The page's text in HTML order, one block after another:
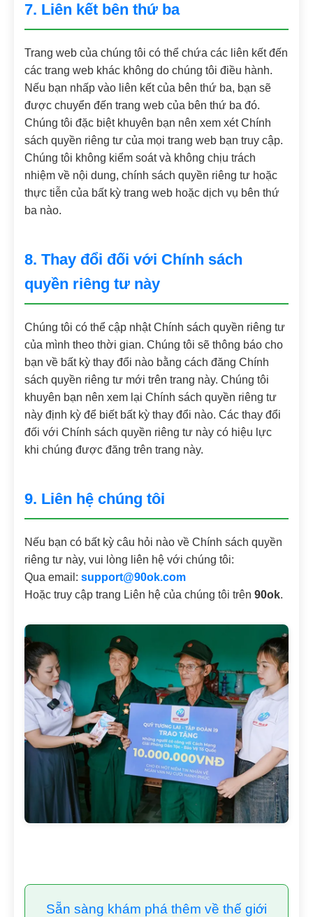
7. Liên kết bên thứ ba
Trang web của chúng tôi có thể chứa các liên kết đến
các trang web khác không do chúng tôi điều hành.
Nếu bạn nhấp vào liên kết của bên thứ ba, bạn sẽ
được chuyển đến trang web của bên thứ ba đó.
Chúng tôi đặc biệt khuyên bạn nên xem xét Chính
sách quyền riêng tư của mọi trang web bạn truy cập.
Chúng tôi không kiểm soát và không chịu trách
nhiệm về nội dung, chính sách quyền riêng tư hoặc
thực tiễn của bất kỳ trang web hoặc dịch vụ bên thứ
ba nào.
8. Thay đổi đối với Chính sách
quyền riêng tư này
Chúng tôi có thể cập nhật Chính sách quyền riêng tư
của mình theo thời gian. Chúng tôi sẽ thông báo cho
bạn về bất kỳ thay đổi nào bằng cách đăng Chính
sách quyền riêng tư mới trên trang này. Chúng tôi
khuyên bạn nên xem lại Chính sách quyền riêng tư
này định kỳ để biết bất kỳ thay đổi nào. Các thay đổi
đối với Chính sách quyền riêng tư này có hiệu lực
khi chúng được đăng trên trang này.
9. Liên hệ chúng tôi
Nếu bạn có bất kỳ câu hỏi nào về Chính sách quyền
riêng tư này, vui lòng liên hệ với chúng tôi:
Qua email: support@90ok.com
Hoặc truy cập trang Liên hệ của chúng tôi trên 90ok.
Sẵn sàng khám phá thêm về thế giới